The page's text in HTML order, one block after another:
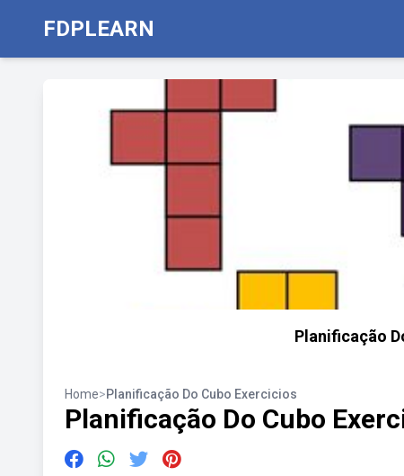
FDPLEARN
Planificação
Home>Planificação Do Cubo Exercicios
Planificação Do Cubo